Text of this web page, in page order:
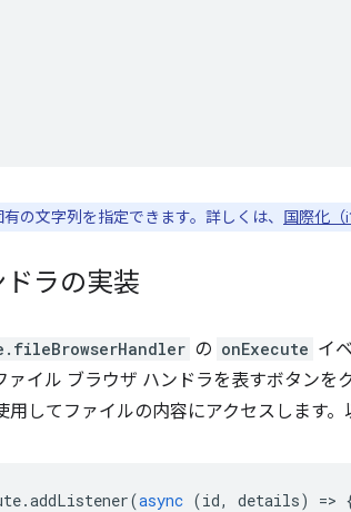
の文字列を指定できます。詳しくは、 国際化（
ラの実装
の onExecute イ
ァイル ブラウザ ハンドラを表すボタンを
用してファイルの内容にアクセスします。
.addListener(async (id, details) =>